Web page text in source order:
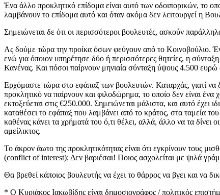
Ένα άλλο προκλητικό επίδομα είναι αυτό των οδοιπορικών, το
λαμβάνουν το επίδομα αυτό και όταν ακόμα δεν λειτουργεί η
Σημειώνεται δε ότι οι περισσότεροι βουλευτές, ασκούν
Ας δούμε τώρα την προίκα όσων φεύγουν από το Κοινοβούλιο.
ενώ για όποιον υπηρέτησε δύο ή περισσότερες θητείες, η
Κανένας. Και πόσοι παίρνουν μηνιαία σύνταξη ύψους 4.500 ευρώ
Ερχόμαστε τώρα στο εφάπαξ των βουλευτών. Καταρχάς, γιατί να
προκλητικό να παίρνουν και φιλοδώρημα, το οποίο δεν είναι ένα
εκτοξεύεται στις €250.000. Σημειώνεται μάλιστα, και αυτό
καταθέσει το εφάπαξ που λαμβάνει από το κράτος, στα ταμεία
καθένας κάνει τα χρήματά του ό,τι θέλει, αλλά, άλλο να τα
αμείλικτος.
Το άκρον άωτο της προκλητικότητας είναι ότι εγκρίνουν τους
(conflict of interest); Δεν βαριέσαι! Ποιος ασχολείται με ψιλά
Θα βρεθεί κάποιος βουλευτής να έχει το θάρρος να βγει και να
* Ο Κυριάκος Ιακωβίδης είναι δημοσιογράφος / πολιτικός